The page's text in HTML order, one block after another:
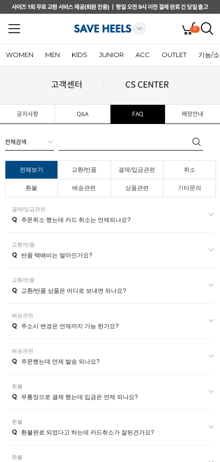
0
WOMEN MEN KIDS JUNIOR ACC OUTLET 기능/
고객센터 CS CENTER
공지사항 Q&A FAQ 매장안내
전체보기 교환/반품 결제/입금관련 취소
환불 배송관련 상품관련 기타문의
결제/입금관련
Q 주문취소 했는데 카드 취소는 언제되나요?
교환/반품
Q 반품 택배비는 얼마인가요?
교환/반품
Q 교환/반품 상품은 어디로 보내면 되나요?
배송관련
Q 주소시 변경은 언제까지 가능 한가요?
배송관련
Q 주문했는데 언제 발송 되나요?
환불
Q 무통장으로 결제 했는데 입금은 언제 되나요?
환불
Q 환불완료 되었다고 하는데 카드취소가 잘된건가요?
환불